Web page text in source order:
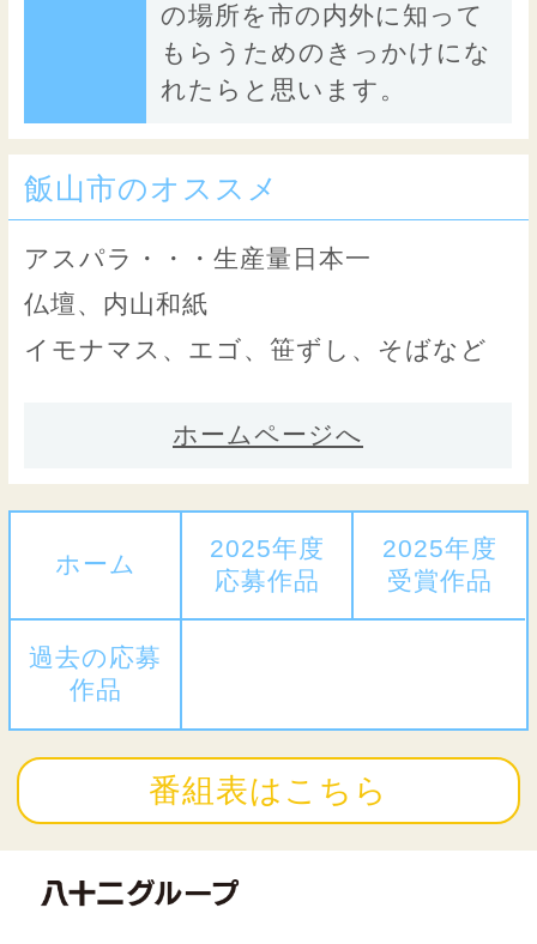
の場所を市の内外に知って
もらうためのきっかけにな
れたらと思います。
飯山市のオススメ
アスパラ・・・生産量日本一
仏壇、内山和紙
イモナマス、エゴ、笹ずし、そばなど
ホームページへ
ホーム
2025年度
応募作品
2025年度
受賞作品
過去の応募
作品
番組表はこちら